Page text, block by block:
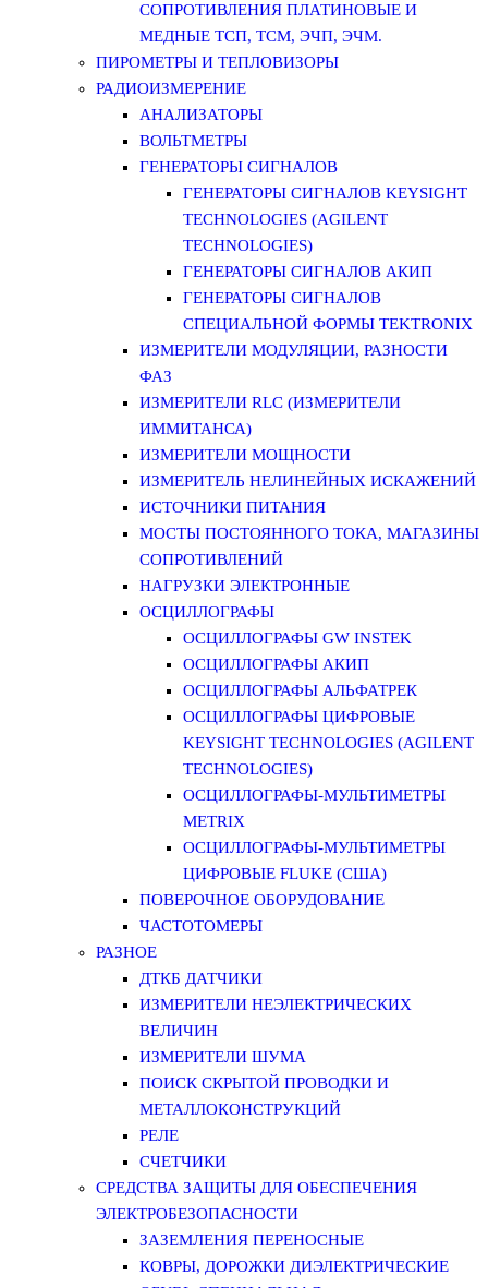
СОПРОТИВЛЕНИЯ ПЛАТИНОВЫЕ И
МЕДНЫЕ ТСП, ТСМ, ЭЧП, ЭЧМ.
ПИРОМЕТРЫ И ТЕПЛОВИЗОРЫ
РАДИОИЗМЕРЕНИЕ
АНАЛИЗАТОРЫ
ВОЛЬТМЕТРЫ
ГЕНЕРАТОРЫ СИГНАЛОВ
ГЕНЕРАТОРЫ СИГНАЛОВ KEYSIGHT
TECHNOLOGIES (AGILENT
TECHNOLOGIES)
ГЕНЕРАТОРЫ СИГНАЛОВ АКИП
ГЕНЕРАТОРЫ СИГНАЛОВ
СПЕЦИАЛЬНОЙ ФОРМЫ TEKTRONIX
ИЗМЕРИТЕЛИ МОДУЛЯЦИИ, РАЗНОСТИ
ФАЗ
ИЗМЕРИТЕЛИ RLC (ИЗМЕРИТЕЛИ
ИММИТАНСА)
ИЗМЕРИТЕЛИ МОЩНОСТИ
ИЗМЕРИТЕЛЬ НЕЛИНЕЙНЫХ ИСКАЖЕНИЙ
ИСТОЧНИКИ ПИТАНИЯ
МОСТЫ ПОСТОЯННОГО ТОКА, МАГАЗИНЫ
СОПРОТИВЛЕНИЙ
НАГРУЗКИ ЭЛЕКТРОННЫЕ
ОСЦИЛЛОГРАФЫ
ОСЦИЛЛОГРАФЫ GW INSTEK
ОСЦИЛЛОГРАФЫ АКИП
ОСЦИЛЛОГРАФЫ АЛЬФАТРЕК
ОСЦИЛЛОГРАФЫ ЦИФРОВЫЕ
KEYSIGHT TECHNOLOGIES (AGILENT
TECHNOLOGIES)
ОСЦИЛЛОГРАФЫ-МУЛЬТИМЕТРЫ
METRIX
ОСЦИЛЛОГРАФЫ-МУЛЬТИМЕТРЫ
ЦИФРОВЫЕ FLUKE (США)
ПОВЕРОЧНОЕ ОБОРУДОВАНИЕ
ЧАСТОТОМЕРЫ
РАЗНОЕ
ДТКБ ДАТЧИКИ
ИЗМЕРИТЕЛИ НЕЭЛЕКТРИЧЕСКИХ
ВЕЛИЧИН
ИЗМЕРИТЕЛИ ШУМА
ПОИСК СКРЫТОЙ ПРОВОДКИ И
МЕТАЛЛОКОНСТРУКЦИЙ
РЕЛЕ
СЧЕТЧИКИ
СРЕДСТВА ЗАЩИТЫ ДЛЯ ОБЕСПЕЧЕНИЯ
ЭЛЕКТРОБЕЗОПАСНОСТИ
ЗАЗЕМЛЕНИЯ ПЕРЕНОСНЫЕ
КОВРЫ, ДОРОЖКИ ДИЭЛЕКТРИЧЕСКИЕ